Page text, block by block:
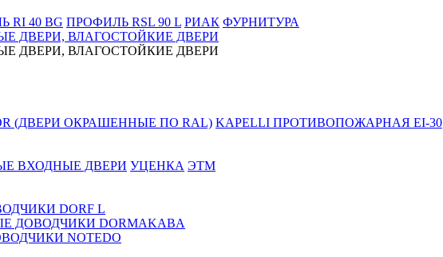
RI 40 BG ПРОФИЛЬ RSL 90 L РИАК ФУРНИТУРА
ДВЕРИ, ВЛАГОСТОЙКИЕ ДВЕРИ
ДВЕРИ, ВЛАГОСТОЙКИЕ ДВЕРИ
(ДВЕРИ ОКРАШЕННЫЕ ПО RAL) KAPELLI ПРОТИВОПОЖАРНАЯ EI-30
ВХОДНЫЕ ДВЕРИ УЦЕНКА ЭТМ
DORF L
ДОВОДЧИКИ DORMAKABA
NOTEDO